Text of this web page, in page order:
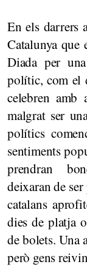
En els darrers
Catalunya que
Diada per
polític, com el
celebren
malgrat ser
polítics
sentiments
prendran
deixaran de
catalans
dies de platja
de bolets. Una
però gens